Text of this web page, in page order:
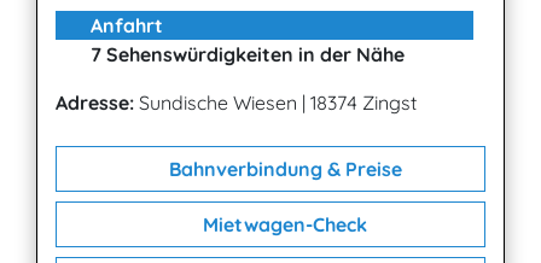
Anfahrt
7 Sehenswürdigkeiten in der Nähe
Adresse: Sundische Wiesen | 18374 Zingst
Bahnverbindung & Preise
Mietwagen-Check